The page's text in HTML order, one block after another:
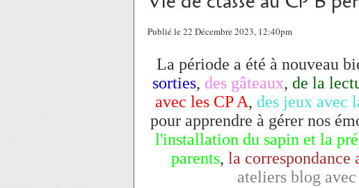
Publié le 22 Décembre 2023, 12:40pm
La période a été à nouveau
sorties, des gâteaux, de la
avec les CP A, des jeux avec
pour apprendre à gérer nos
l'installation du sapin et la
parents, la correspondance
ateliers blog